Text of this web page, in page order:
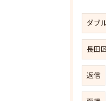
ダブ
長田
返信